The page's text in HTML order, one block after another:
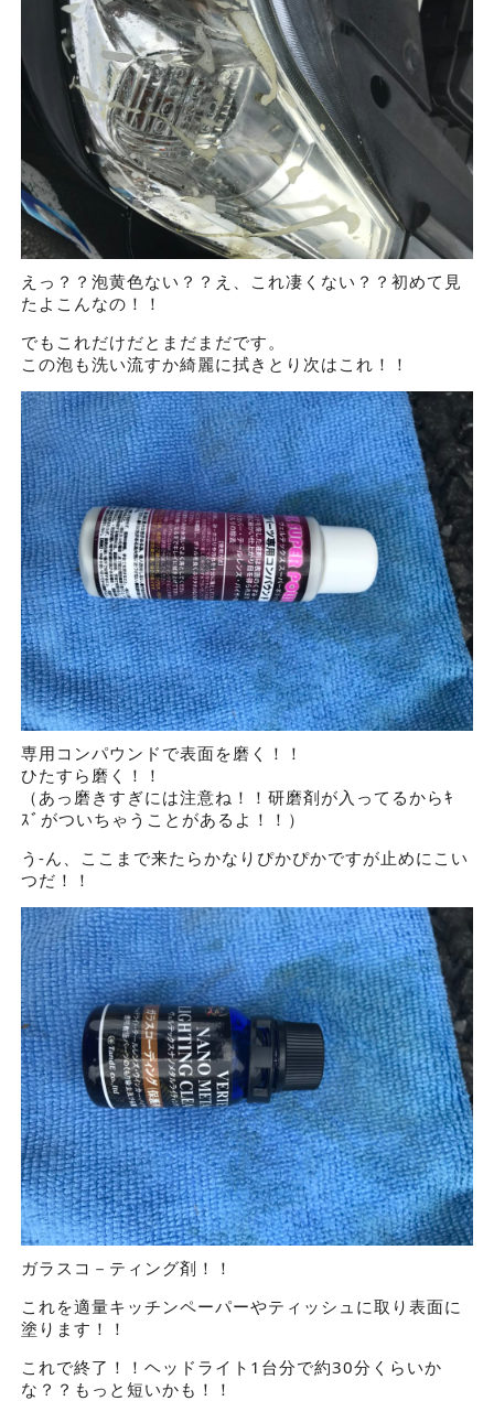
えっ？？泡黄色ない？？え、これ凄くない？？初めて見
たよこんなの！！
でもこれだけだとまだまだです。
この泡も洗い流すか綺麗に拭きとり次はこれ！！
専用コンパウンドで表面を磨く！！
ひたすら磨く！！
（あっ磨きすぎには注意ね！！研磨剤が入ってるからｷ
ｽﾞがついちゃうことがあるよ！！）
う-ん、ここまで来たらかなりぴかぴかですが止めにこい
つだ！！
ガラスコ－ティング剤！！
これを適量キッチンペーパーやティッシュに取り表面に
塗ります！！
これで終了！！ヘッドライト1台分で約30分くらいか
な？？もっと短いかも！！